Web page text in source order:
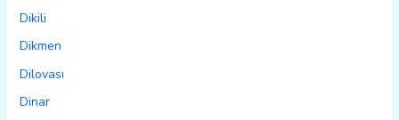
Dikili
Dikmen
Dilovası
Dinar